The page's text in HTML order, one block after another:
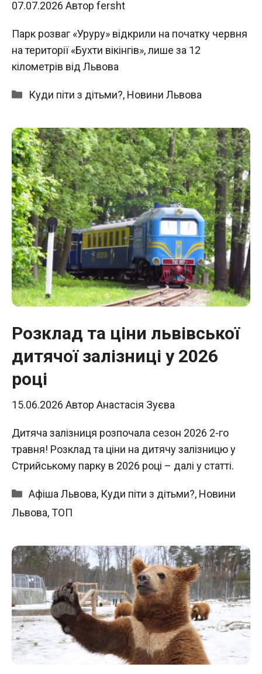
07.07.2026 Автор fersht
Парк розваг «Уруру» відкрили на початку червня
на території «Бухти вікінгів», лише за 12
кілометрів від Львова
Категорії
Куди піти з дітьми?, Новини Львова
Розклад та ціни львівської
дитячої залізниці у 2026
році
15.06.2026 Автор Анастасія Зуєва
Дитяча залізниця розпочала сезон 2026 2-го
травня! Розклад та ціни на дитячу залізницю у
Стрийському парку в 2026 році – далі у статті.
Категорії
Афіша Львова, Куди піти з дітьми?, Новини
Львова,ТОП